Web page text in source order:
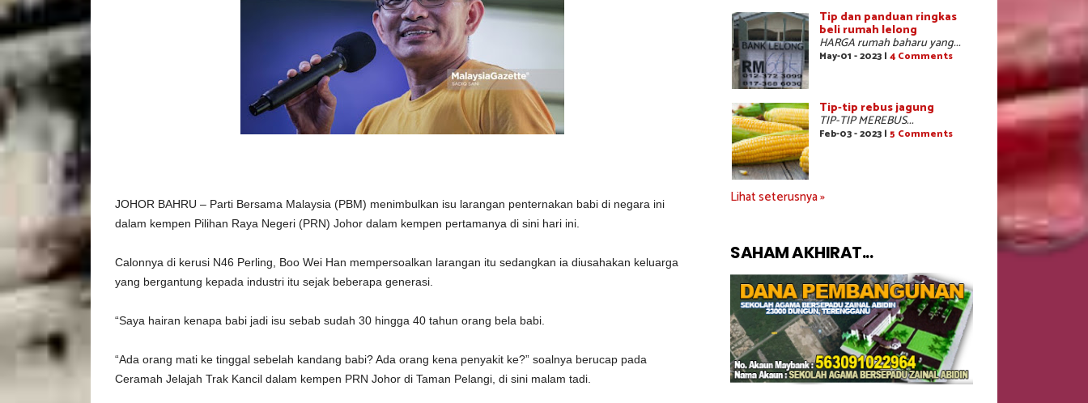
JOHOR BAHRU – Parti Bersama Malaysia (PBM) menimbulkan isu larangan penternakan babi di negara ini
dalam kempen Pilihan Raya Negeri (PRN) Johor dalam kempen pertamanya di sini hari ini.
Calonnya di kerusi N46 Perling, Boo Wei Han mempersoalkan larangan itu sedangkan ia diusahakan keluarga
yang bergantung kepada industri itu sejak beberapa generasi.
“Saya hairan kenapa babi jadi isu sebab sudah 30 hingga 40 tahun orang bela babi.
“Ada orang mati ke tinggal sebelah kandang babi? Ada orang kena penyakit ke?” soalnya berucap pada
Ceramah Jelajah Trak Kancil dalam kempen PRN Johor di Taman Pelangi, di sini malam tadi.
Tip dan panduan ringkas
beli rumah lelong
HARGA rumah baharu yang...
May-01 - 2023 | 4 Comments
Tip-tip rebus jagung
TIP-TIP MEREBUS...
Feb-03 - 2023 | 5 Comments
Lihat seterusnya »
SAHAM AKHIRAT...